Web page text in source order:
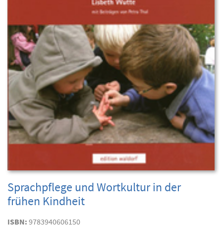
Sprachpflege und Wortkultur in der
frühen Kindheit
ISBN: 9783940606150